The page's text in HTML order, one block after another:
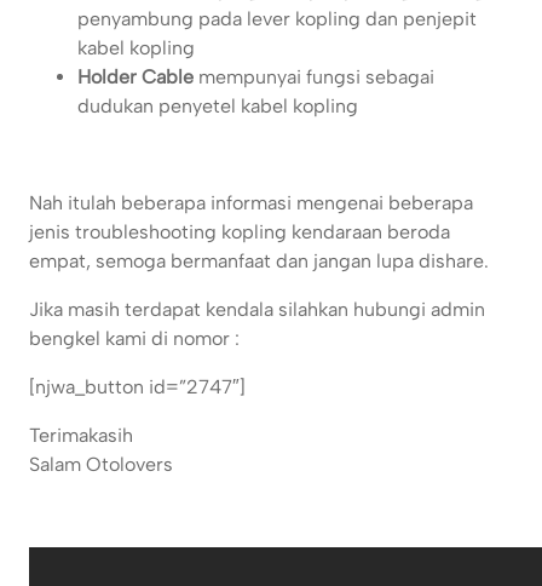
penyambung pada lever kopling dan penjepit
kabel kopling
Holder Cable mempunyai fungsi sebagai
dudukan penyetel kabel kopling
Nah itulah beberapa informasi mengenai beberapa
jenis troubleshooting kopling kendaraan beroda
empat, semoga bermanfaat dan jangan lupa dishare.
Jika masih terdapat kendala silahkan hubungi admin
bengkel kami di nomor :
[njwa_button id=”2747″]
Terimakasih
Salam Otolovers